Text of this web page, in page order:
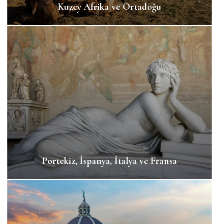
Kuzey Afrika ve Ortadoğu
Portekiz, İspanya, İtalya ve Fransa